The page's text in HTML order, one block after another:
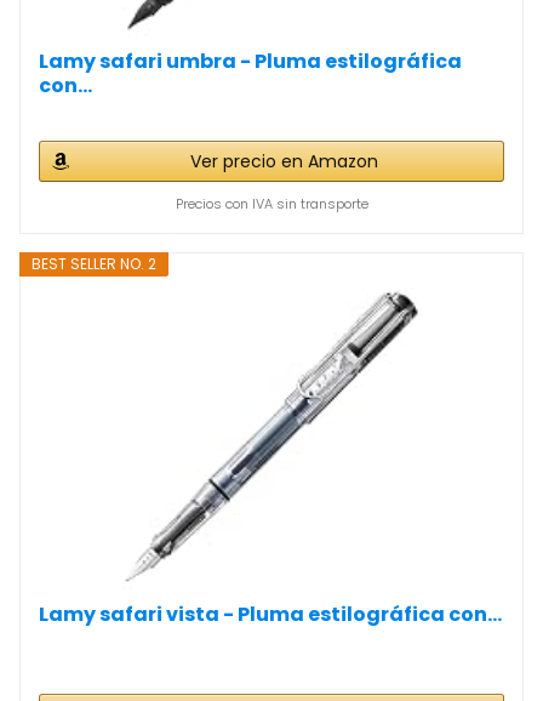
Lamy safari umbra - Pluma estilográfica
con...
Ver precio en Amazon
Precios con IVA sin transporte
BEST SELLER NO. 2
Lamy safari vista - Pluma estilográfica con...